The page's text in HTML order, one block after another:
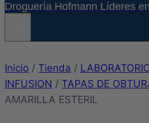
Droguería Hofmann Líderes
Inicio / Tienda /
INFUSION / TAPAS DE
AMARILLA ESTERIL